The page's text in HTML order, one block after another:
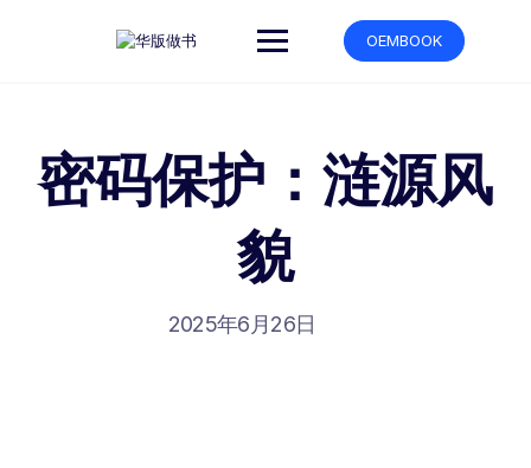
OEMBOOK
密码保护：涟源风
貌
2025年6月26日